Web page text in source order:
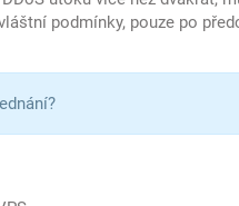
podmínky, pouze po